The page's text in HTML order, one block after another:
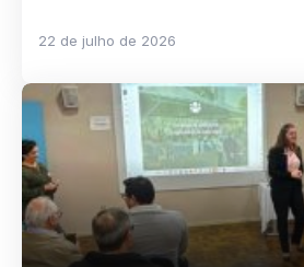
22 de julho de 2026